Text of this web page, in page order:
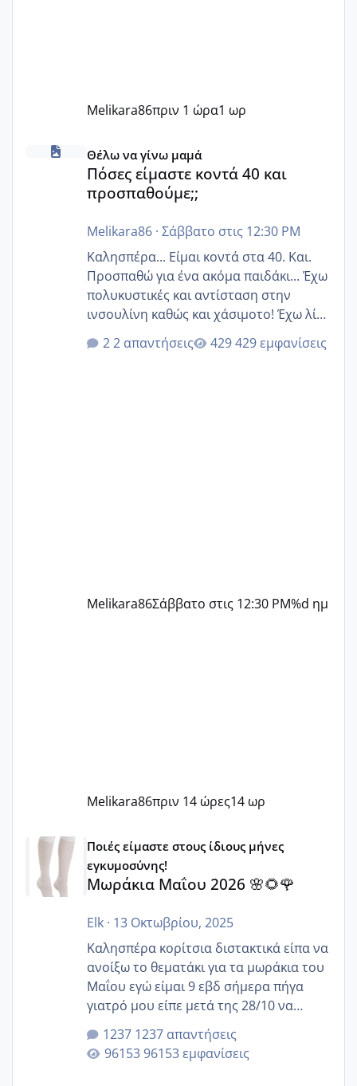
Melikara86πριν 1 ώρα1 ωρ
Πόσες είμαστε κοντά 40 και προσπαθούμε;;
Θέλω να γίνω μαμά
Πόσες είμαστε κοντά 40 και
προσπαθούμε;;
Melikara86· Σάββατο στις 12:30 PM
Καλησπέρα... Είμαι κοντά στα 40. Και.
Προσπαθώ για ένα ακόμα παιδάκι... Έχω
πολυκυστικές και αντίσταση στην
ινσουλίνη καθώς και χάσιμοτο! Έχω λίγα
κιλά παραπάνω και όσο κ αν προσπαθώ
δεν χάνω εύκολα! Προσπαθώ για ακόμη
2 απαντήσεις 429 εμφανίσεις
Melikara86Σάββατο στις 12:30 PM%d ημ
Melikara86πριν 14 ώρες14 ωρ
Μωράκια Μαΐου 2026 🌸🌻🌹
Ποιές είμαστε στους ίδιους μήνες
εγκυμοσύνης!
Μωράκια Μαΐου 2026 🌸🌻🌹
Elk· 13 Οκτωβρίου, 2025
Καλησπέρα κορίτσια διστακτικά είπα να
ανοίξω το θεματάκι για τα μωράκια του
Μαΐου εγώ είμαι 9 εβδ σήμερα πήγα
γιατρό μου είπε μετά της 28/10 να
κλείσω ραντεβού για την αυχενική είναι
καμιά άλλη κοπέλα να γεννάει Μάιο ;;
1237 απαντήσεις
96153 εμφανίσεις